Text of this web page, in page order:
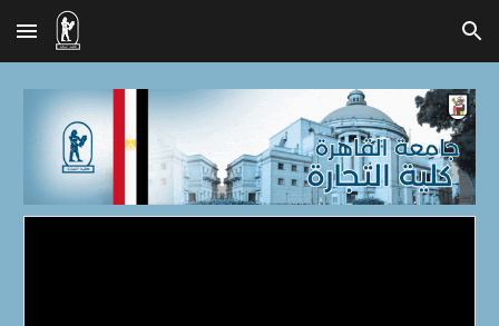
Skip to main content Skip to navigation